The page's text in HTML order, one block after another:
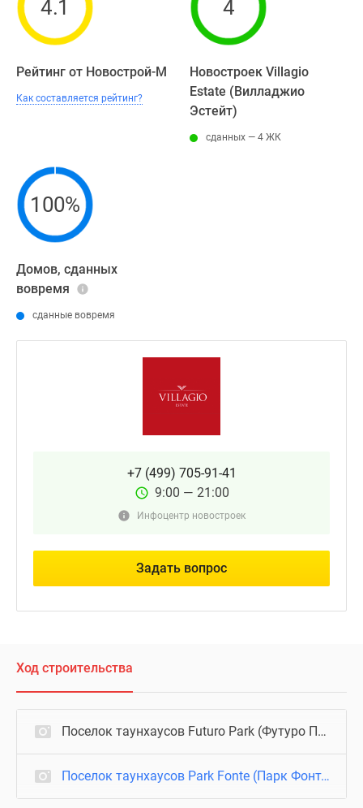
4.1
Рейтинг от Новострой-М
Как составляется рейтинг?
4
Новостроек Villagio
Estate (Вилладжио
Эстейт)
сданных — 4 ЖК
100%
Домов, сданных
вовремя
сданные вовремя
+7 (499) 705-91-41
9:00 — 21:00
Инфоцентр новостроек
Задать вопрос
Ход строительства
Поселок таунхаусов Futuro Park (Футуро Парк)
Поселок таунхаусов Park Fonte (Парк Фонте)